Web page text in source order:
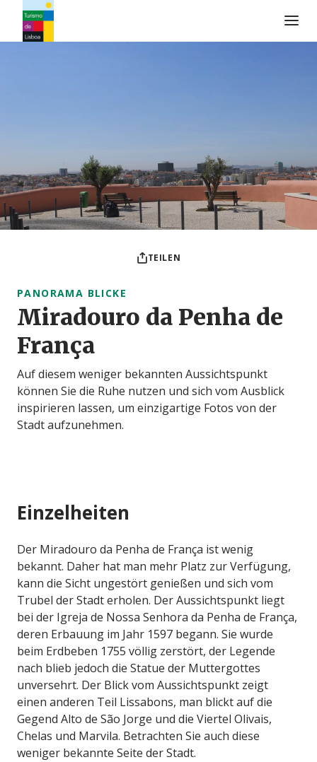
TEILEN
PANORAMA BLICKE
Miradouro da Penha de
França
Auf diesem weniger bekannten Aussichtspunkt
können Sie die Ruhe nutzen und sich vom Ausblick
inspirieren lassen, um einzigartige Fotos von der
Stadt aufzunehmen.
Einzelheiten
Der Miradouro da Penha de França ist wenig
bekannt. Daher hat man mehr Platz zur Verfügung,
kann die Sicht ungestört genießen und sich vom
Trubel der Stadt erholen. Der Aussichtspunkt liegt
bei der Igreja de Nossa Senhora da Penha de França,
deren Erbauung im Jahr 1597 begann. Sie wurde
beim Erdbeben 1755 völlig zerstört, der Legende
nach blieb jedoch die Statue der Muttergottes
unversehrt. Der Blick vom Aussichtspunkt zeigt
einen anderen Teil Lissabons, man blickt auf die
Gegend Alto de São Jorge und die Viertel Olivais,
Chelas und Marvila. Betrachten Sie auch diese
weniger bekannte Seite der Stadt.